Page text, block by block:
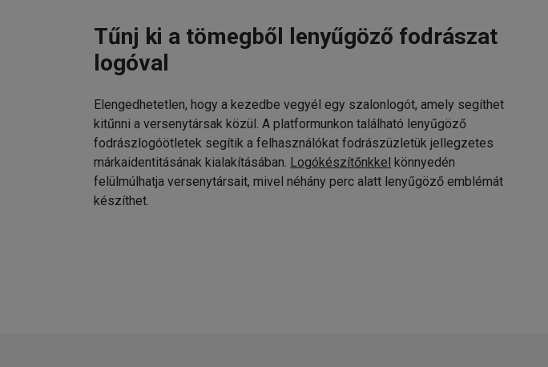
Tűnj ki a tömegből lenyűgöző fodrászat
logóval
Elengedhetetlen, hogy a kezedbe vegyél egy szalonlogót, amely segíthet
kitűnni a versenytársak közül. A platformunkon található lenyűgöző
fodrászlogóötletek segítik a felhasználókat fodrászüzletük jellegzetes
márkaidentitásának kialakításában. Logókészítőnkkel könnyedén
felülmúlhatja versenytársait, mivel néhány perc alatt lenyűgöző emblémát
készíthet.